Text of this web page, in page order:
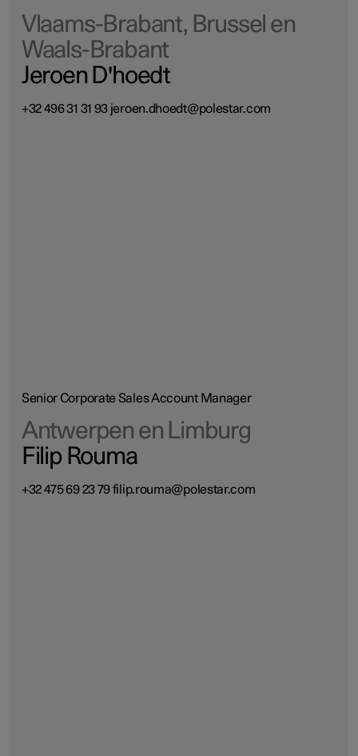
Vlaams-Brabant, Brussel en
Waals-Brabant
Jeroen D'hoedt
+32 496 31 31 93 jeroen.dhoedt@polestar.com
Senior Corporate Sales Account Manager
Antwerpen en Limburg
Filip Rouma
+32 475 69 23 79 filip.rouma@polestar.com